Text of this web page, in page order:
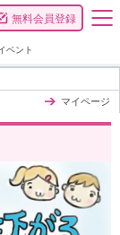
無料会員登録
ベント
マイページ